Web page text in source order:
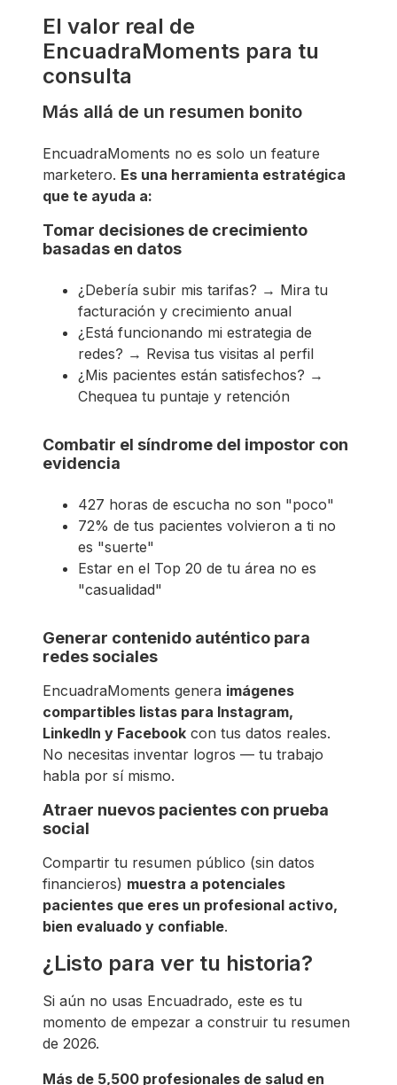
El valor real de
EncuadraMoments para tu
consulta
Más allá de un resumen bonito
EncuadraMoments no es solo un feature
marketero. Es una herramienta estratégica
que te ayuda a:
Tomar decisiones de crecimiento
basadas en datos
¿Debería subir mis tarifas? → Mira tu
facturación y crecimiento anual
¿Está funcionando mi estrategia de
redes? → Revisa tus visitas al perfil
¿Mis pacientes están satisfechos? →
Chequea tu puntaje y retención
Combatir el síndrome del impostor con
evidencia
427 horas de escucha no son "poco"
72% de tus pacientes volvieron a ti no
es "suerte"
Estar en el Top 20 de tu área no es
"casualidad"
Generar contenido auténtico para
redes sociales
EncuadraMoments genera imágenes
compartibles listas para Instagram,
LinkedIn y Facebook con tus datos reales.
No necesitas inventar logros — tu trabajo
habla por sí mismo.
Atraer nuevos pacientes con prueba
social
Compartir tu resumen público (sin datos
financieros) muestra a potenciales
pacientes que eres un profesional activo,
bien evaluado y confiable.
¿Listo para ver tu historia?
Si aún no usas Encuadrado, este es tu
momento de empezar a construir tu resumen
de 2026.
Más de 5,500 profesionales de salud en